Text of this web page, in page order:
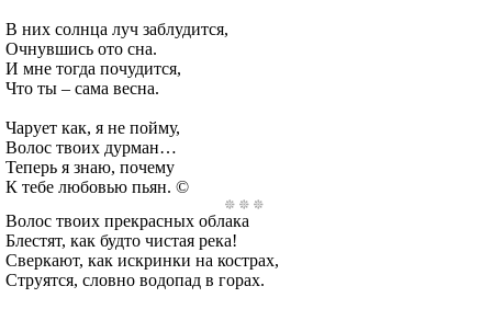
В них солнца луч заблудится,
Очнувшись ото сна.
И мне тогда почудится,
Что ты – сама весна.
Чарует как, я не пойму,
Волос твоих дурман…
Теперь я знаю, почему
К тебе любовью пьян. ©
Волос твоих прекрасных облака
Блестят, как будто чистая река!
Сверкают, как искринки на кострах,
Струятся, словно водопад в горах.